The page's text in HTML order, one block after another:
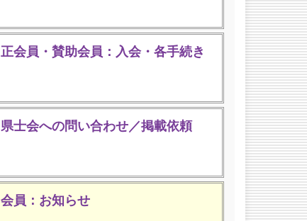
正会員・賛助会員：入会・各手続き
県士会への問い合わせ／掲載依頼
会員：お知らせ